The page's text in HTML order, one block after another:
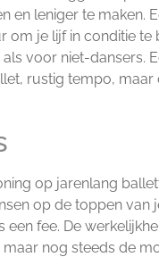
en leniger te maken.
om je lijf in conditie te
voor niet-dansers.
rustig tempo, maar
op jarenlang
op de toppen van
een fee. De
nog steeds de